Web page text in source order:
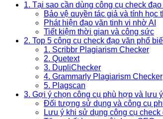
1. Tại sao cần dùng công cụ check
Bảo vệ quyền tác giả và tính học
Phát hiện đạo văn tinh vi nhờ AI
Tiết kiệm thời gian và công sức
2. Top 5 công cụ check đạo văn phổ
1. Scribbr Plagiarism Checker
2. Quetext
3. DupliChecker
4. Grammarly Plagiarism Checker
5. Plagscan
3. Gợi ý chọn công cụ phù hợp và lưu
Đối tượng sử dụng và công cụ
Lưu ý khi sử dụng công cụ check